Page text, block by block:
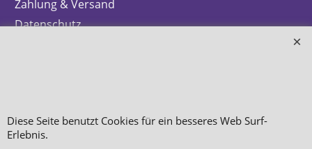
Info zur Batterieentsorgung
Düfte
Diese Seite benutzt Cookies für ein besseres Web Surf-
Erlebnis.